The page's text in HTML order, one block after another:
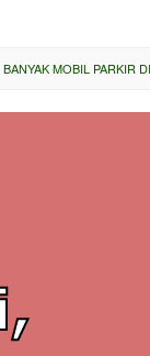
MOBIL PARKIR